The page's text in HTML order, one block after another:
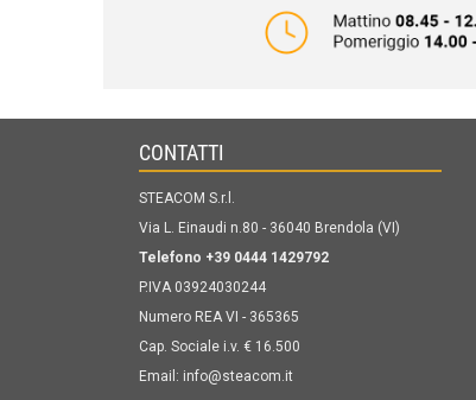
CONTATTI
STEACOM S.r.l.
Via L. Einaudi n.80 - 36040 Brendola (VI)
Telefono +39 0444 1429792
P.IVA 03924030244
Numero REA VI - 365365
Cap. Sociale i.v. € 16.500
Email: info@steacom.it